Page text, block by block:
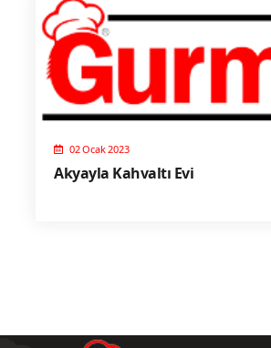
02 Ocak 2023
Akyayla Kahvaltı Evi